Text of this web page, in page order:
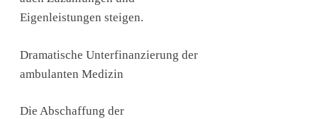
Eigenleistungen steigen.
Dramatische Unterfinanzierung der
ambulanten Medizin
Die Abschaffung der